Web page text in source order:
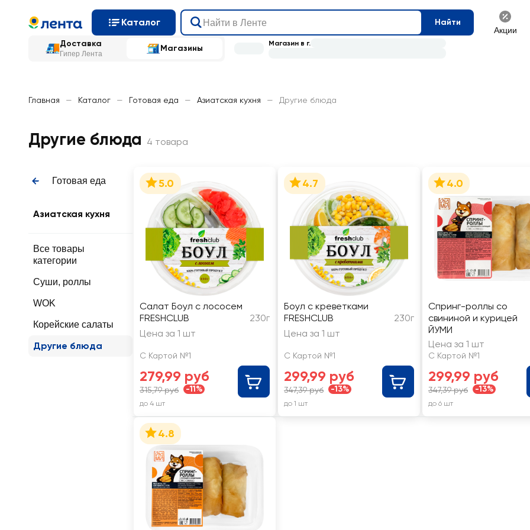
Каталог Найти
Акции
Доставка
Гипер Лента
Магазины Магазин в г.
Главная — Каталог — Готовая еда — Азиатская кухня — Другие блюда
Другие блюда 4 товара
Готовая еда
Азиатская кухня
Все товары
категории
Суши, роллы
WOK
Корейские салаты
Другие блюда
5.0
Салат Боул с лососем
FRESHCLUB
230г
Цена за 1 шт
С Картой №1
279,99 руб
315,79 руб -11%
до 4 шт
4.7
Боул с креветками
FRESHCLUB
230г
Цена за 1 шт
С Картой №1
299,99 руб
347,39 руб -13%
до 1 шт
4.0
Спринг-роллы со
свининой и курицей
ЙУМИ
Цена за 1 шт
С Картой №1
299,99 руб
347,39 руб -13%
до 6 шт
4.8